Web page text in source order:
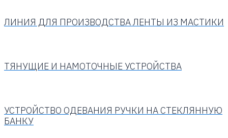
ЛИНИЯ ДЛЯ ПРОИЗВОДСТВА ЛЕНТЫ ИЗ МАСТИКИ
ТЯНУЩИЕ И НАМОТОЧНЫЕ УСТРОЙСТВА
УСТРОЙСТВО ОДЕВАНИЯ РУЧКИ НА СТЕКЛЯННУЮ
БАНКУ